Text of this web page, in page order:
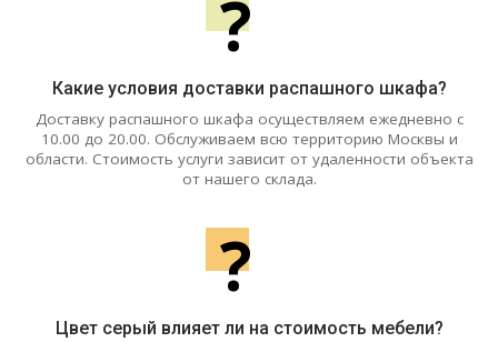
?
Какие условия доставки распашного шкафа?
Доставку распашного шкафа осуществляем ежедневно с
10.00 до 20.00. Обслуживаем всю территорию Москвы и
области. Стоимость услуги зависит от удаленности объекта
от нашего склада.
?
Цвет серый влияет ли на стоимость мебели?